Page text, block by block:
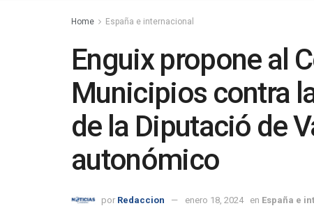
Home España e internacional
Enguix propone al
Municipios contra
de la Diputació de
autonómico
por Redaccion enero 18, 2024 en España e